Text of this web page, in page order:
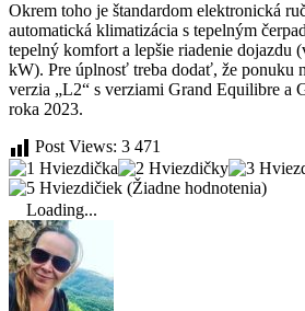
Okrem toho je štandardom elektronická
automatická klimatizácia s tepelným
tepelný komfort a lepšie riadenie dojazdu
kW). Pre úplnosť treba dodať, že ponuku
verzia „L2“ s verziami Grand Equilibre a
roka 2023.
Post Views: 3 471
(Žiadne hodnotenia)
Loading...